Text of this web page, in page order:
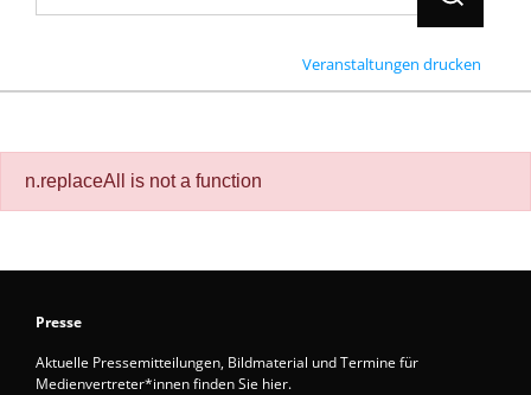
Veranstaltungen drucken
n.replaceAll is not a function
Presse
Aktuelle Pressemitteilungen, Bildmaterial und Termine für
Medienvertreter*innen finden Sie hier.